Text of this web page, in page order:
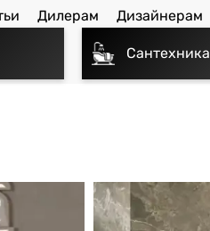
Дилерам Дизайнерам
Сантехника